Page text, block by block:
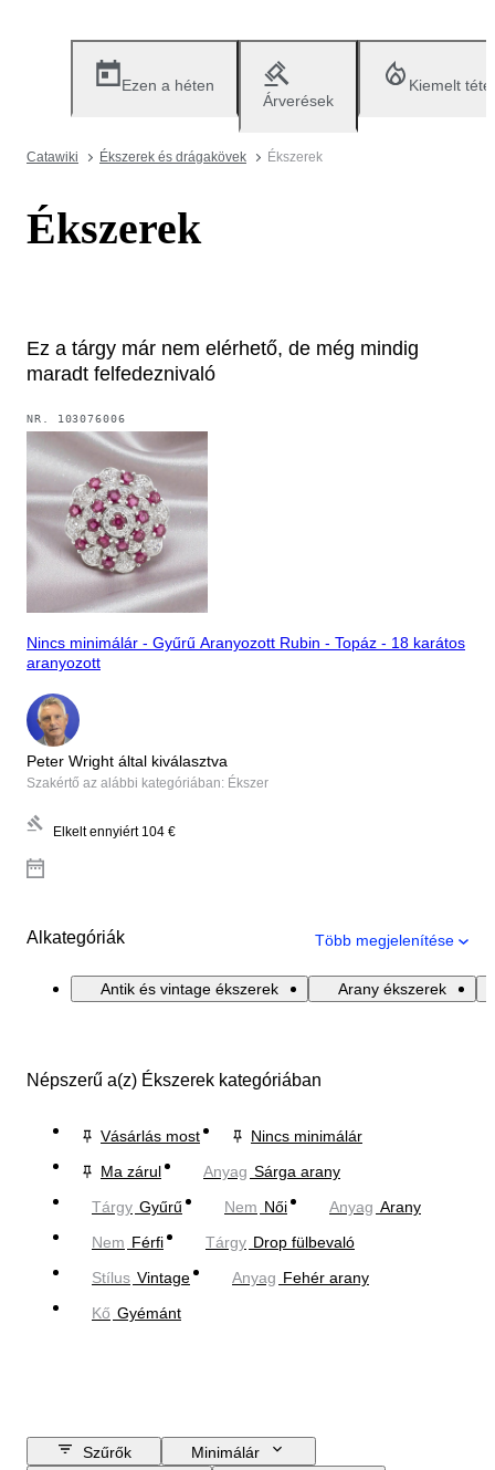
Ezen a héten
Árverések
Kiemelt
Catawiki Ékszerek és drágakövek Ékszerek
Ékszerek
Ez a tárgy már nem elérhető, de még mindig
maradt felfedeznivaló
NR. 103076006
Nincs minimálár - Gyűrű Aranyozott Rubin - Topáz - 18 karátos
aranyozott
Peter Wright által kiválasztva
Szakértő az alábbi kategóriában: Ékszer
Elkelt ennyiért 104 €
Alkategóriák Több megjelenítése
Antik és vintage ékszerek Arany ékszerek
Népszerű a(z) Ékszerek kategóriában
Vásárlás most
Nincs minimálár
Ma zárul
Anyag Sárga arany
Tárgy Gyűrű Nem Női Anyag Arany
Nem Férfi Tárgy Drop fülbevaló
Stílus Vintage Anyag Fehér arany
Kő Gyémánt
Szűrők
Minimálár